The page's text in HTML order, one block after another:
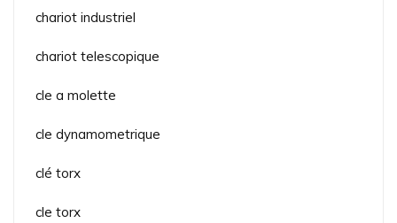
chariot industriel
chariot telescopique
cle a molette
cle dynamometrique
clé torx
cle torx